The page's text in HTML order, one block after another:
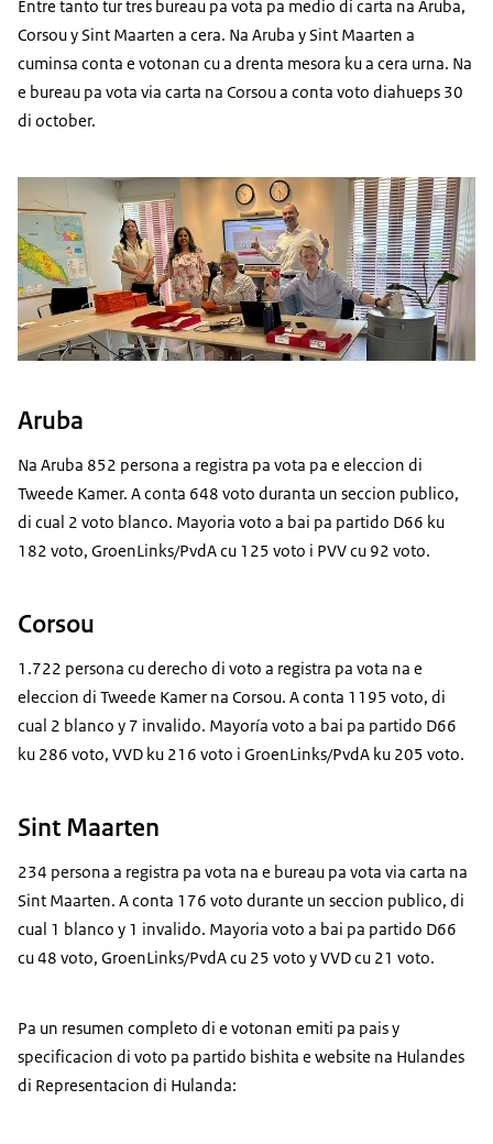
Entre tanto tur tres bureau pa vota pa medio di carta na Aruba,
Corsou y Sint Maarten a cera. Na Aruba y Sint Maarten a
cuminsa conta e votonan cu a drenta mesora ku a cera urna. Na
e bureau pa vota via carta na Corsou a conta voto diahueps 30
di october.
Aruba
Na Aruba 852 persona a registra pa vota pa e eleccion di
Tweede Kamer. A conta 648 voto duranta un seccion publico,
di cual 2 voto blanco. Mayoria voto a bai pa partido D66 ku
182 voto, GroenLinks/PvdA cu 125 voto i PVV cu 92 voto.
Corsou
1.722 persona cu derecho di voto a registra pa vota na e
eleccion di Tweede Kamer na Corsou. A conta 1195 voto, di
cual 2 blanco y 7 invalido. Mayoría voto a bai pa partido D66
ku 286 voto, VVD ku 216 voto i GroenLinks/PvdA ku 205 voto.
Sint Maarten
234 persona a registra pa vota na e bureau pa vota via carta na
Sint Maarten. A conta 176 voto durante un seccion publico, di
cual 1 blanco y 1 invalido. Mayoria voto a bai pa partido D66
cu 48 voto, GroenLinks/PvdA cu 25 voto y VVD cu 21 voto.
Pa un resumen completo di e votonan emiti pa pais y
specificacion di voto pa partido bishita e website na Hulandes
di Representacion di Hulanda: